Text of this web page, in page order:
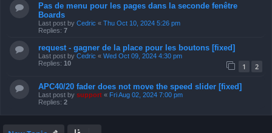
Pas de menu pour les pages dans la seconde fenêtre
Boards
Last post by Cedric « Thu Oct 10, 2024 5:26 pm
Replies: 7
request - gagner de la place pour les boutons [fixed]
Last post by Cedric « Wed Oct 09, 2024 4:30 pm
Replies: 10 1 2
APC40/20 fader does not move the speed slider [fixed]
Last post by support « Fri Aug 02, 2024 7:00 pm
Replies: 2